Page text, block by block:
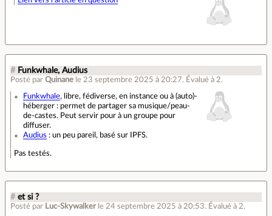
# Funkwhale, Audius
Posté par Quinane le 23 septembre 2025 à 20:27. Évalué à 2.
Funkwhale, libre, fédiverse, en instance ou à (auto)-
héberger : permet de partager sa musique/peau-
de-castes. Peut servir pour à un groupe pour
diffuser.
Audius : un peu pareil, basé sur IPFS.
Pas testés.
# et si ?
Posté par Luc-Skywalker le 24 septembre 2025 à 20:53. Évalué à 2.